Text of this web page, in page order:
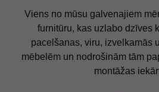
Viens no mūsu galvenajiem
furnitūru, kas uzlabo dzīves
pacelšanas, viru, izvelkamās
mēbelēm un nodrošinām tām
montāžas